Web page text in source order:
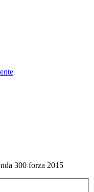
300 forza 2015